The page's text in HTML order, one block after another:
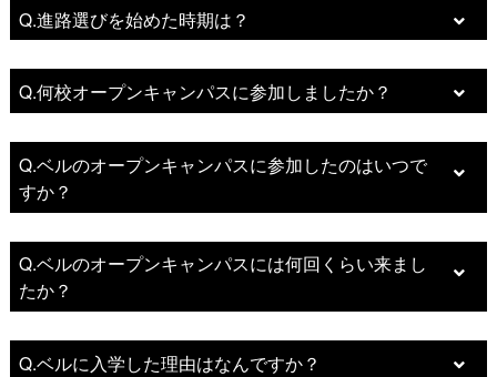
Q.進路選びを始めた時期は？
Q.何校オープンキャンパスに参加しましたか？
Q.ベルのオープンキャンパスに参加したのはいつで
すか？
Q.ベルのオープンキャンパスには何回くらい来まし
たか？
Q.ベルに入学した理由はなんですか？